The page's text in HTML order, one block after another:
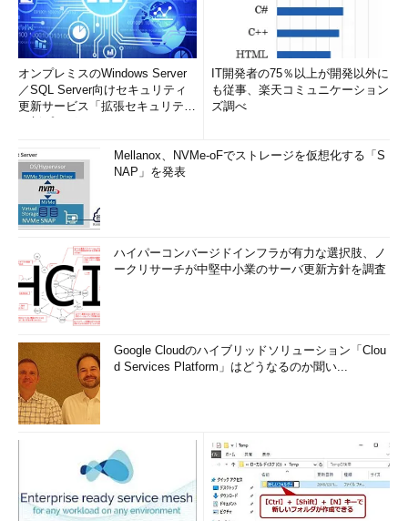
オンプレミスのWindows Server
／SQL Server向けセキュリティ
更新サービス「拡張セキュリティ
IT開発者の75％以上が開発以外に
も従事、楽天コミュニケーション
ズ調べ
Mellanox、NVMe-oFでストレージを仮想化する「S
NAP」を発表
ハイパーコンバージドインフラが有力な選択肢、ノ
ークリサーチが中堅中小業のサーバ更新方針を調査
Google Cloudのハイブリッドソリューション「Clou
d Services Platform」はどうなるのか聞い...